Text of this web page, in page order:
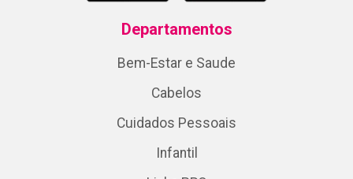
Departamentos
Bem-Estar e Saude
Cabelos
Cuidados Pessoais
Infantil